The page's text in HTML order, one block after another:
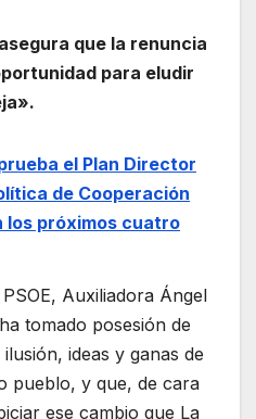
que la renuncia
para eludir
el Plan Director
de Cooperación
los próximos cuatro
Auxiliadora Ángel
tomado posesión de
ideas y ganas de
pueblo, y que, de cara
ese cambio que La